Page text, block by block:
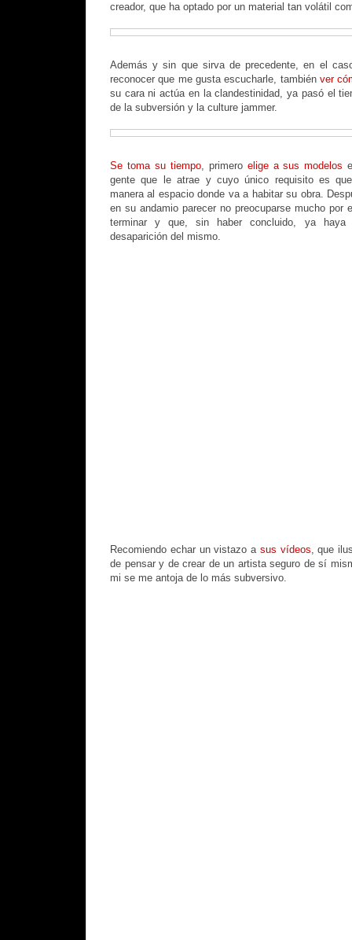
creador, que ha optado por un material tan volátil
Además y sin que sirva de precedente, en el
reconocer que me gusta escucharle, también ver
su cara ni actúa en la clandestinidad, ya pasó el
de la subversión y la culture jammer.
Se toma su tiempo, primero elige a sus modelos
gente que le atrae y cuyo único requisito es
manera al espacio donde va a habitar su obra.
en su andamio parecer no preocuparse mucho por
terminar y que, sin haber concluido, ya haya
desaparición del mismo.
Recomiendo echar un vistazo a sus vídeos, que
de pensar y de crear de un artista seguro de sí
mi se me antoja de lo más subversivo.